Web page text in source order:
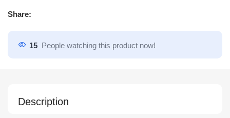
Share:
15 People watching this product now!
Description